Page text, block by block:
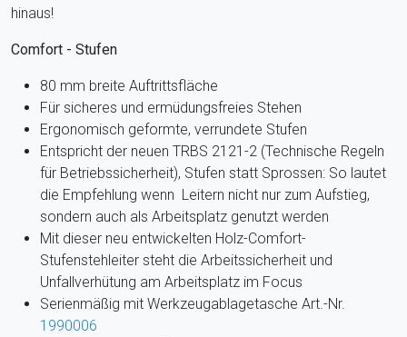
hinaus!
Comfort - Stufen
80 mm breite Auftrittsfläche
Für sicheres und ermüdungsfreies Stehen
Ergonomisch geformte, verrundete Stufen
Entspricht der neuen TRBS 2121-2 (Technische Regeln
für Betriebssicherheit), Stufen statt Sprossen: So lautet
die Empfehlung wenn Leitern nicht nur zum Aufstieg,
sondern auch als Arbeitsplatz genutzt werden
Mit dieser neu entwickelten Holz-Comfort-
Stufenstehleiter steht die Arbeitssicherheit und
Unfallverhütung am Arbeitsplatz im Focus
Serienmäßig mit Werkzeugablagetasche Art.-Nr.
1990006